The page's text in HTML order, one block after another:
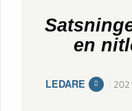
en
LEDARE